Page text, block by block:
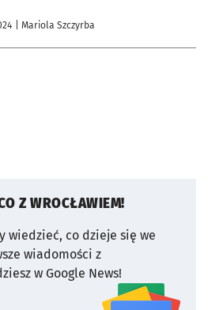
| Mariola Szczyrba
Z WROCŁAWIEM!
wiedzieć, co dzieje się we
wiadomości z
w Google News!